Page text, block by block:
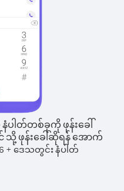
ပါတ်တစ်ခုကို ဖုန်းခေါ်
သို့ ဖုန်းခေါ်ဆိုရန် အောက်
+ ဒေသတွင်း နံပါတ်